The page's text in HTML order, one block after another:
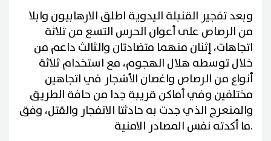
وبعد تفجير القنبلة اليدوية اطلق الارهابيون وابلا
من الرصاص على أعوان الحرس التسع من ثلاثة
اتجاهات، إثنان منهما متضادتان والثالث داعم من
خلال توسطه هلال الهجوم، مع استخدام ثلاثة
أنواع من الرصاص واغصان الأشجار في اتجاهين
مختلفين وفي أماكن قريبة جدا من حافة الطريق
والمنعرج الذي جدت به حادثتا الانفجار والقتل، وفق
ما أكدته نفس المصادر الامنية.